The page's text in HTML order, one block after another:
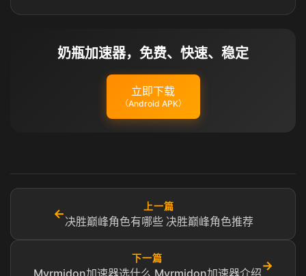
奶瓶加速器，免费、快速、稳定
立即下载
（Android APK）
←
上一篇
决胜巅峰角色有哪些 决胜巅峰角色推荐
下一篇
Myrmidon加速器选什么 Myrmidon加速器介绍
→